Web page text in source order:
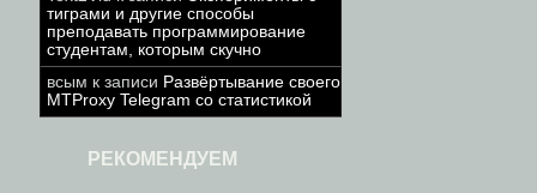
тиграми и другие способы
преподавать программирование
студентам, которым скучно
всым к записи Развёртывание своего
MTProxy Telegram со статистикой
РЕКОМЕНДУЕМ